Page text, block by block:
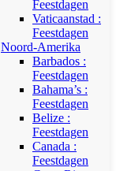
Feestdagen
Vaticaanstad :
Feestdagen
Noord-Amerika
Barbados :
Feestdagen
Bahama’s :
Feestdagen
Belize :
Feestdagen
Canada :
Feestdagen